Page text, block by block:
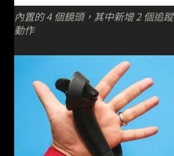
內置的 4 個鏡頭，其中新增 2 個追
動作